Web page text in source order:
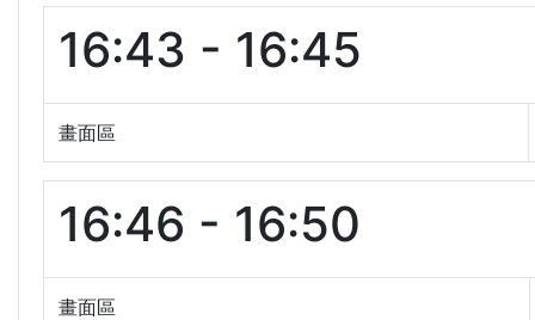
16:43 - 16:45
畫面區
16:46 - 16:50
畫面區